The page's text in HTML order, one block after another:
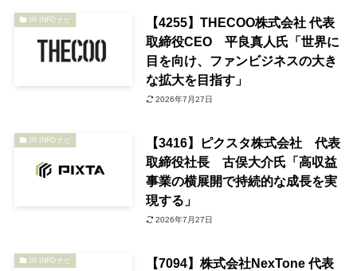
IR INFOナビ
【4255】THECOO株式会社 代表
取締役CEO 平良真人氏「世界に
目を向け、ファンビジネスの大き
な拡大を目指す」
2026年7月27日
IR INFOナビ
【3416】ピクスタ株式会社 代表
取締役社長 古俣大介氏「高収益
事業の横展開で持続的な成長を実
現する」
2026年7月27日
IR INFOナビ
【7094】株式会社NexTone 代表